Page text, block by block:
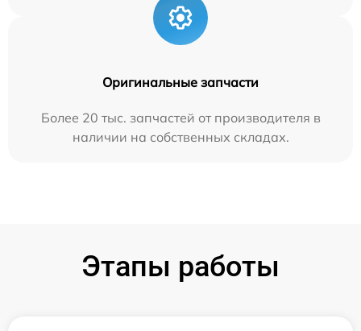
Оригинальные запчасти
Более 20 тыс. запчастей от производителя в
наличии на собственных складах.
Этапы работы